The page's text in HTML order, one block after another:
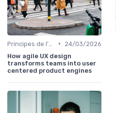
•
24/03/2026
How agile UX design
transforms teams into user
centered product engines